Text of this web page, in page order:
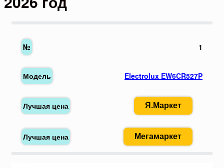
1
Electrolux EW6CR527P
Я.Маркет
Мегамаркет